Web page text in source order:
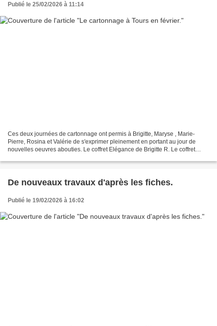
Publié le 25/02/2026 à 11:14
Ces deux journées de cartonnage ont permis à Brigitte, Maryse , Marie-
Pierre, Rosina et Valérie de s'exprimer pleinement en portant au jour de
nouvelles oeuvres abouties. Le coffret Elégance de Brigitte R. Le coffret
De nouveaux travaux d'après les fiches.
Publié le 19/02/2026 à 16:02